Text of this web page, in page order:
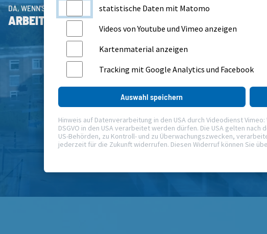
DA, WENN'S DARAUF ANKOMMT!
ARBEITEN IM AKH CELLE
statistische Daten mit Matomo
Videos von Youtube und Vimeo anzeigen
Kartenmaterial anzeigen
Tracking mit Google Analytics und Facebook
Auswahl speichern
Hinweis auf Datenverarbeitung in den USA durch Videodienst
DSGVO in den USA verarbeitet werden dürfen. Die USA gelten
US-Behörden, zu Kontroll- und zu Überwachungszwecken,
jederzeit für die Zukunft widerrufen. Diesen Widerruf können Sie